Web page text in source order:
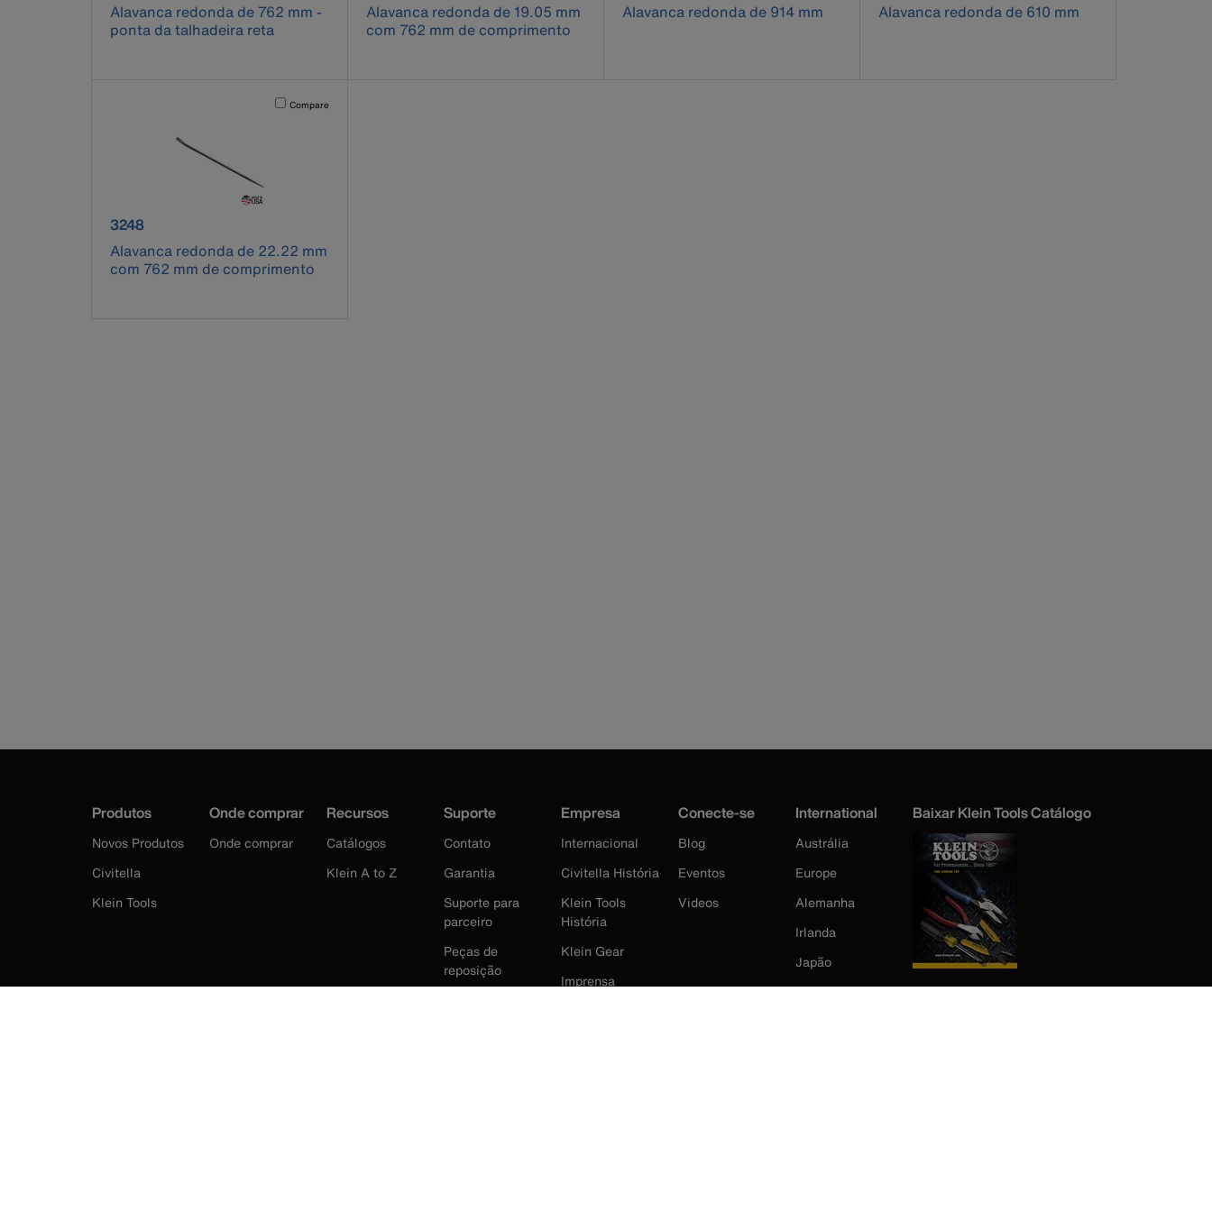
Alavanca redonda de 762 mm -
ponta da talhadeira reta
Alavanca redonda de 19.05 mm
com 762 mm de comprimento
Alavanca redonda de 914 mm
Alavanca redonda de 610 mm
Activating this element will cause content on the page to be updated.
Compare
product number 3248
3248
Alavanca redonda de 22.22 mm
com 762 mm de comprimento
Produtos
Novos Produtos
Civitella
Klein Tools
Onde comprar
Onde comprar
Recursos
Catálogos
Klein A to Z
Suporte
Contato
Garantia
Suporte para
parceiro
Peças de
reposição
Empresa
Internacional
Civitella História
Klein Tools
História
Klein Gear
Imprensa
Conecte-se
Blog
Eventos
Videos
International
Austrália
Europe
Alemanha
Irlanda
Japão
Korea
Baixar Klein Tools Catálogo